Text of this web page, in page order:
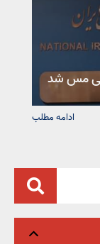
مس شد
ادامه مطلب